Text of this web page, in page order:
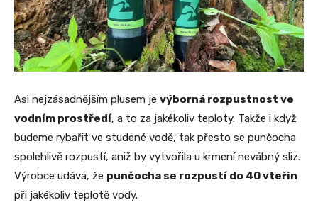
Asi nejzásadnějším plusem je výborná rozpustnost ve
vodním prostředí, a to za jakékoliv teploty. Takže i když
budeme rybařit ve studené vodě, tak přesto se punčocha
spolehlivě rozpustí, aniž by vytvořila u krmení nevábný sliz.
Výrobce udává, že punčocha se rozpustí do 40 vteřin
při jakékoliv teplotě vody.